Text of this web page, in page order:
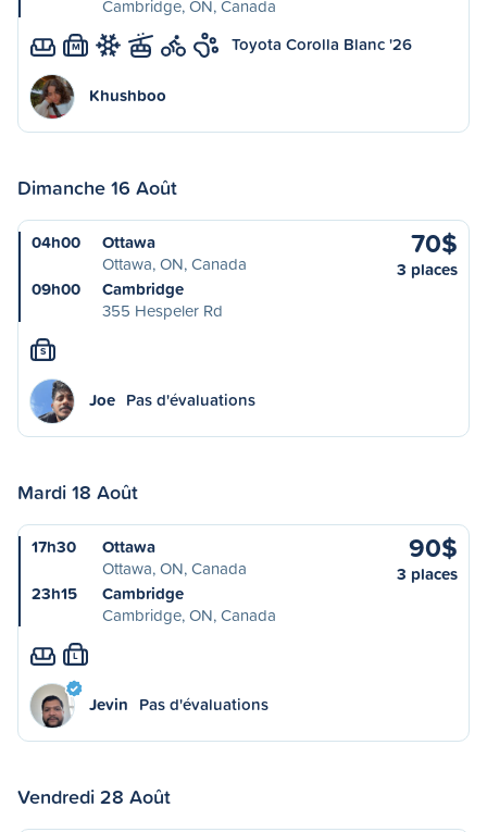
Cambridge, ON, Canada
M Toyota Corolla Blanc '26
Khushboo
Dimanche 16 Août
04h00
Ottawa
Ottawa, ON, Canada
09h00
Cambridge
355 Hespeler Rd
70$
3 places
S
Joe Pas d'évaluations
Mardi 18 Août
17h30
Ottawa
Ottawa, ON, Canada
23h15
Cambridge
Cambridge, ON, Canada
90$
3 places
L
Jevin Pas d'évaluations
Vendredi 28 Août